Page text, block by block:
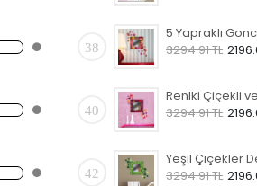
38
3294.91 TL
40
3294.91 TL
42
3294.91 TL